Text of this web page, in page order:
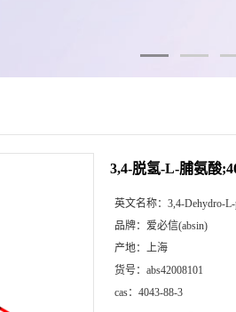
3,4-脱氢-L-脯氨酸
英文名称： 3,4-Dehydro-
品牌： 爱必信(absin)
产地： 上海
货号： abs42008101
cas： 4043-88-3